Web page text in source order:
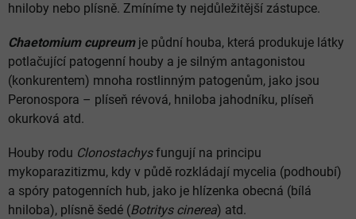
hniloby nebo plísně. Zmíníme ty nejdůležitější zástupce.
Chaetomium cupreum je půdní houba, která produkuje látky
potlačující patogenní houby a je silným antagonistou
(konkurentem) mnoha rostlinným patogenům, jako jsou
Peronospora – plíseň révová, hniloba jahodníku, plíseň
okurková atd.
Houby rodu Clonostachysfungují na principu
mykoparazitizmu, kdy v půdě rozkládají mycelia (podhoubí)
a spóry patogenních hub, jako je hlízenka obecná (bílá
hniloba), plísně šedé (Botritys cinerea) atd.